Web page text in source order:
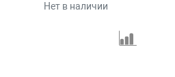
Нет в наличии